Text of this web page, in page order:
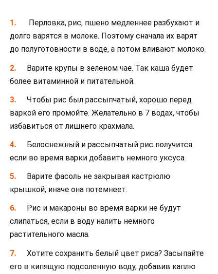
Перловка, рис, пшено медленнее разбухают и
долго варятся в молоке. Поэтому сначала их варят
до полуготовности в воде, а потом вливают молоко.
Варите крупы в зеленом чае. Так каша будет
более витаминной и питательной.
Чтобы рис был рассыпчатый, хорошо перед
варкой его промойте. Желательно в 7 водах, чтобы
избавиться от лишнего крахмала.
Белоснежный и рассыпчатый рис получится
если во время варки добавить немного уксуса.
Варите фасоль не закрывая кастрюлю
крышкой, иначе она потемнеет.
Рис и макароны во время варки не будут
слипаться, если в воду налить немного
растительного масла.
Хотите сохранить белый цвет риса? Засыпайте
его в кипящую подсоленную воду, добавив каплю